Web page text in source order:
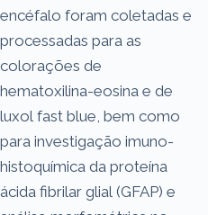
encéfalo foram coletadas e
processadas para as
colorações de
hematoxilina-eosina e de
luxol fast blue, bem como
para investigação imuno-
histoquímica da proteína
ácida fibrilar glial (GFAP) e